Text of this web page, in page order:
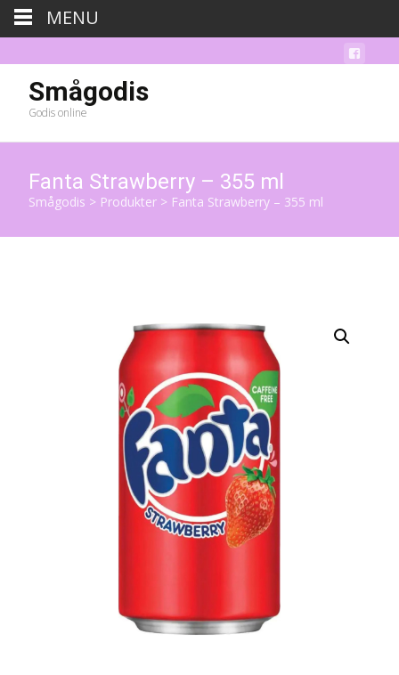
Smågodis
Godis online
Fanta Strawberry – 355 ml
Smågodis > Produkter > Fanta Strawberry – 355 ml
MENU